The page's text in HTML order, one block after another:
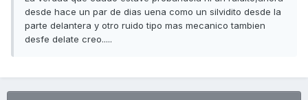
desde hace un par de dias uena como un silvidito desde la
parte delantera y otro ruido tipo mas mecanico tambien
desfe delate creo.....